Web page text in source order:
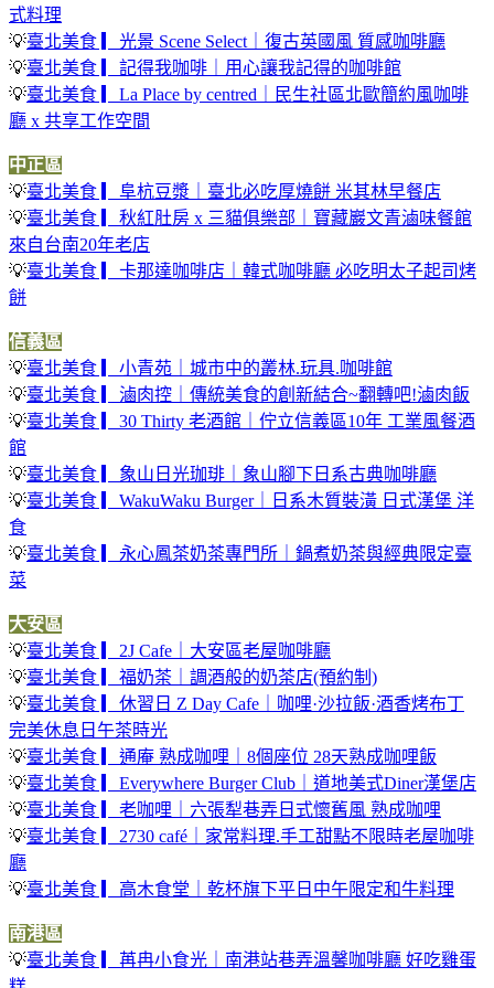
式料理
💡臺北美食 ▎光景 Scene Select｜復古英國風 質感咖啡廳
💡臺北美食 ▎記得我咖啡｜用心讓我記得的咖啡館
💡臺北美食 ▎La Place by centred｜民生社區北歐簡約風咖啡
廳 x 共享工作空間
中正區
💡臺北美食 ▎阜杭豆漿｜臺北必吃厚燒餅 米其林早餐店
💡臺北美食 ▎秋紅肚房 x 三貓俱樂部｜寶藏巖文青滷味餐館
來自台南20年老店
💡臺北美食 ▎卡那達咖啡店｜韓式咖啡廳 必吃明太子起司烤
餅
信義區
💡臺北美食 ▎小青苑｜城市中的叢林.玩具.咖啡館
💡臺北美食 ▎滷肉控｜傳統美食的創新結合~翻轉吧!滷肉飯
💡臺北美食 ▎30 Thirty 老酒館｜佇立信義區10年 工業風餐酒
館
💡臺北美食 ▎象山日光珈琲｜象山腳下日系古典咖啡廳
💡臺北美食 ▎WakuWaku Burger｜日系木質裝潢 日式漢堡 洋
食
💡臺北美食 ▎永心鳳茶奶茶專門所｜鍋煮奶茶與經典限定臺
菜
大安區
💡臺北美食 ▎2J Cafe｜大安區老屋咖啡廳
💡臺北美食 ▎福奶茶｜調酒般的奶茶店(預約制)
💡臺北美食 ▎休習日 Z Day Cafe｜咖哩·沙拉飯·酒香烤布丁
完美休息日午茶時光
💡臺北美食 ▎通庵 熟成咖哩｜8個座位 28天熟成咖哩飯
💡臺北美食 ▎Everywhere Burger Club｜道地美式Diner漢堡店
💡臺北美食 ▎老咖哩｜六張犁巷弄日式懷舊風 熟成咖哩
💡臺北美食 ▎2730 café｜家常料理.手工甜點不限時老屋咖啡
廳
💡臺北美食 ▎高木食堂｜乾杯旗下平日中午限定和牛料理
南港區
💡臺北美食 ▎苒冉小食光｜南港站巷弄溫馨咖啡廳 好吃雞蛋